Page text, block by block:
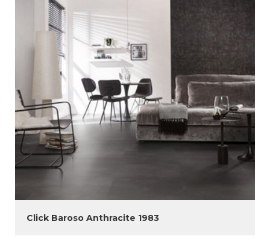
Click Baroso Anthracite 1983